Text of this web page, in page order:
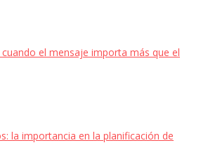
el mensaje importa más que el
la importancia en la planificación de